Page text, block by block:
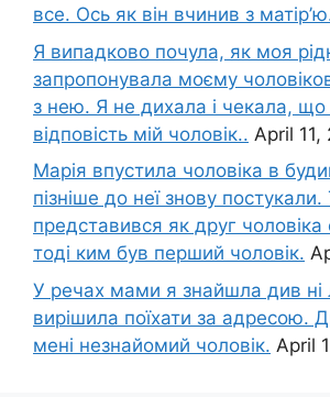
все. Ось як він вчинив з
Я випадково почула, як моя
запропонувала моєму
з нею. Я не дихала і чекала,
відповість мій чоловік.. April 11,
Марія впустила чоловіка в
пізніше до неї знову постукали.
представився як друг
тоді ким був перший чоловік.
У речах мами я знайшла див ні
вирішила поїхати за адресою.
мені незнайомий чоловік. April